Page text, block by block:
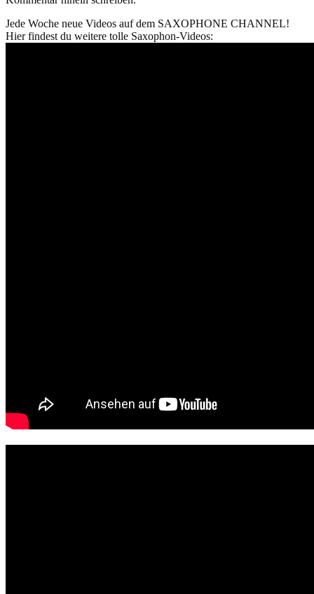
Jede Woche neue Videos auf dem SAXOPHONE CHANNEL!
Hier findest du weitere tolle Saxophon-Videos: